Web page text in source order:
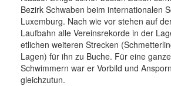
Bezirk Schwaben beim internationalen
Luxemburg. Nach wie vor stehen auf
Laufbahn alle Vereinsrekorde in der
etlichen weiteren Strecken
Lagen) für ihn zu Buche. Für eine
Schwimmern war er Vorbild und
gleichzutun.